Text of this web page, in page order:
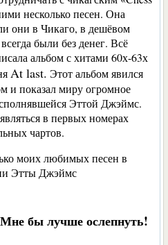
несколько песен. Она
они в Чикаго, в дешёвом
были без денег. Всё
альбом с хитами 60х-63х
At last. Этот альбом явился
и показал миру огромное
Эттой Джэймс.
в первых номерах
чартов.
моих любимых песен в
Этты Джэймс
бы лучше ослепнуть!